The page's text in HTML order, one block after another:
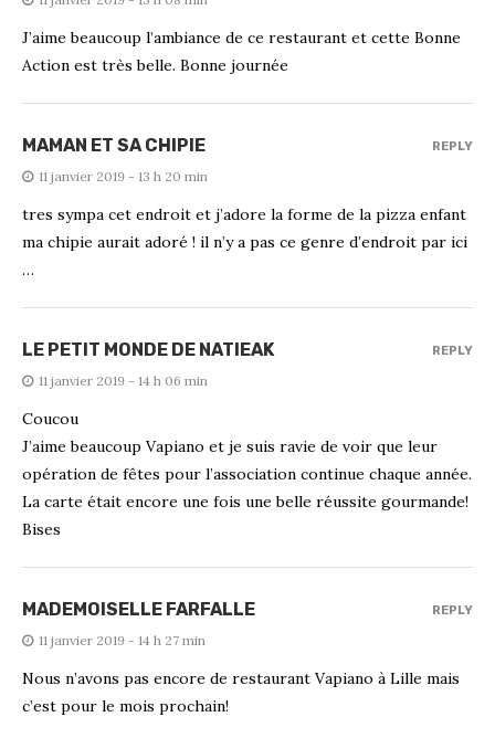
J’aime beaucoup l’ambiance de ce restaurant et cette Bonne
Action est très belle. Bonne journée
MAMAN ET SA CHIPIE
11 janvier 2019 - 13 h 20 min
tres sympa cet endroit et j’adore la forme de la pizza enfant
ma chipie aurait adoré ! il n’y a pas ce genre d’endroit par ici
…
REPLY
LE PETIT MONDE DE NATIEAK
11 janvier 2019 - 14 h 06 min
Coucou
J’aime beaucoup Vapiano et je suis ravie de voir que leur
opération de fêtes pour l’association continue chaque année.
La carte était encore une fois une belle réussite gourmande!
Bises
REPLY
MADEMOISELLE FARFALLE
11 janvier 2019 - 14 h 27 min
Nous n’avons pas encore de restaurant Vapiano à Lille mais
c’est pour le mois prochain!
REPLY